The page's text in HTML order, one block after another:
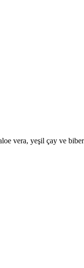
vera, yeşil çay ve